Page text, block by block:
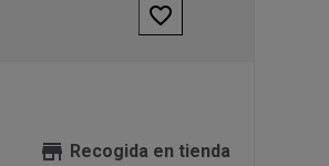
favorite_border
store Recogida en tienda